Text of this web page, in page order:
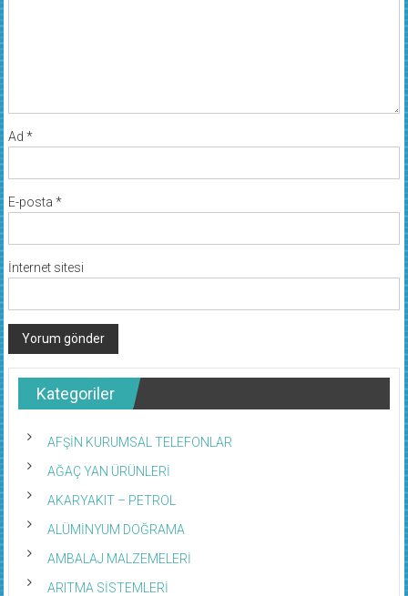
Ad *
E-posta *
İnternet sitesi
Kategoriler
AFŞİN KURUMSAL TELEFONLAR
AĞAÇ YAN ÜRÜNLERİ
AKARYAKIT – PETROL
ALÜMİNYUM DOĞRAMA
AMBALAJ MALZEMELERİ
ARITMA SİSTEMLERİ